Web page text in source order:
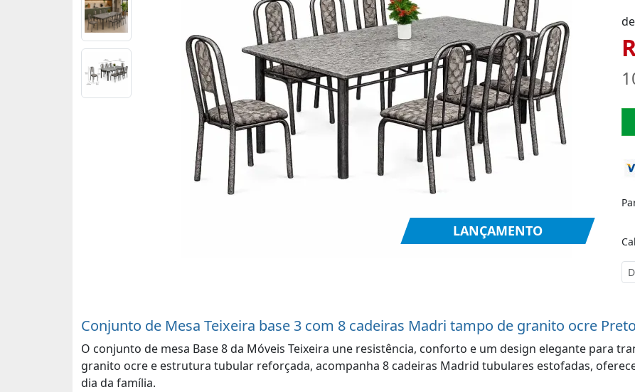
LANÇAMENTO
Conjunto de Mesa Teixeira base 3 com 8 cadeiras Madri tampo de granito ocre Preto
O conjunto de mesa Base 8 da Móveis Teixeira une resistência, conforto e um design elegante para
granito ocre e estrutura tubular reforçada, acompanha 8 cadeiras Madrid tubulares estofadas,
dia da família.